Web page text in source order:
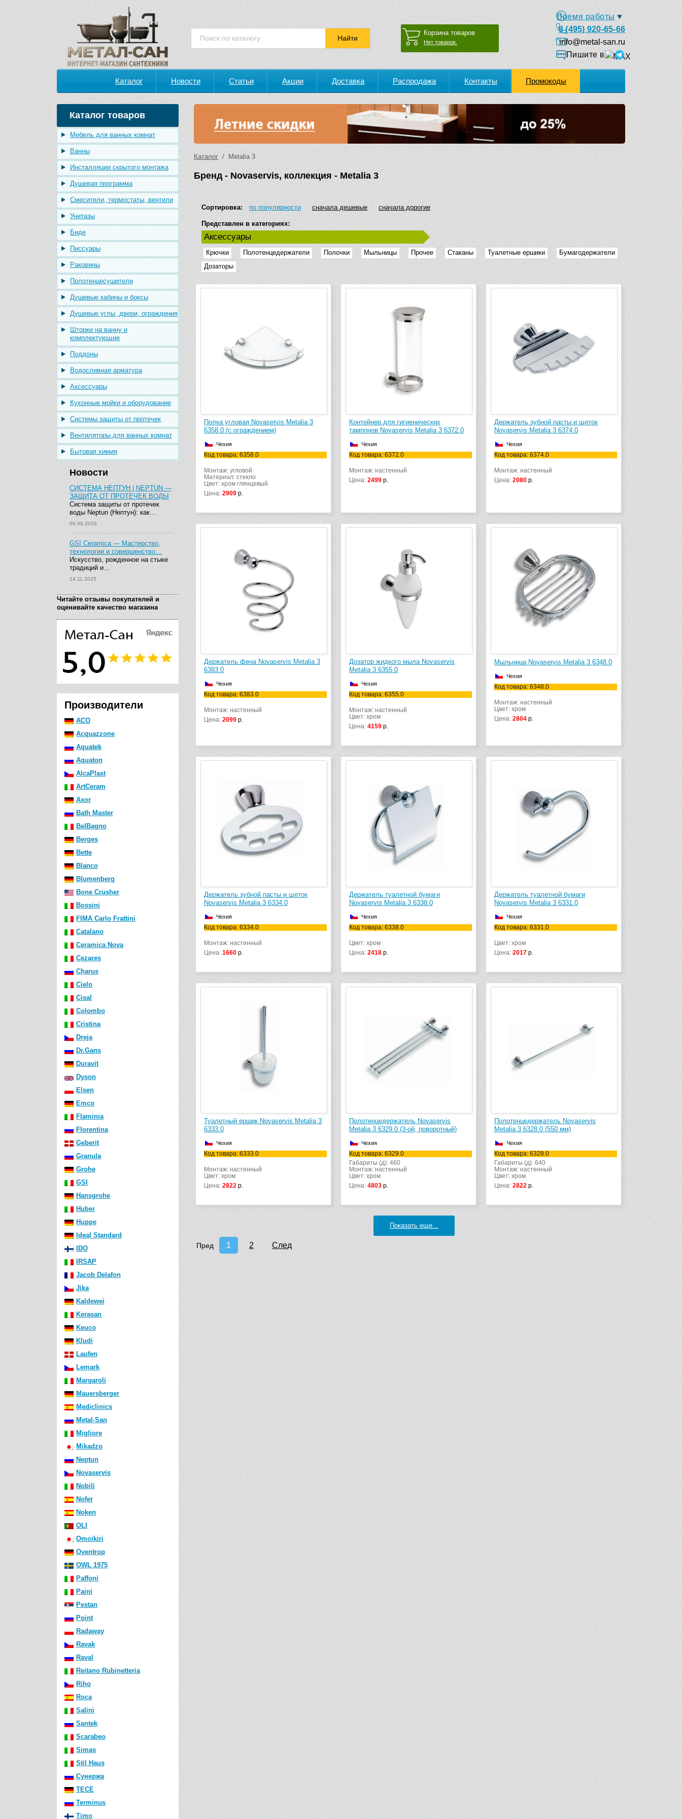
Корзина товаров
Нет товаров.
Время работы
8 (495) 920-65-66
info@metal-san.ru
Пишите в
Каталог Новости Статьи Акции Доставка Распродажа Контакты Промокоды
Каталог товаров
Мебель для ванных комнат
Ванны
Инсталляции скрытого монтажа
Душевая программа
Смесители, термостаты, вентили
Унитазы
Биде
Писсуары
Раковины
Полотенцесушители
Душевые кабины и боксы
Душевые углы, двери, ограждения
Шторки на ванну и
комплектующие
Поддоны
Водосливная арматура
Аксессуары
Кухонные мойки и оборудование
Системы защиты от протечек
Вентиляторы для ванных комнат
Бытовая химия
Новости
СИСТЕМА НЕПТУН | NEPTUN —
ЗАЩИТА ОТ ПРОТЕЧЕК ВОДЫ
Система защиты от протечек
воды Neptun (Нептун): как…
06.06.2026
GSI Ceramica — Мастерство,
технологии и совершенство…
Искусство, рожденное на стыке
традиций и…
14.11.2025
Читайте отзывы покупателей и
оценивайте качество магазина
Производители
ACO
Acquazzone
Aquatek
Aquaton
AlcaPlast
ArtCeram
Axor
Bath Master
BelBagno
Berges
Bette
Blanco
Blumenberg
Bone Crusher
Bossini
FIMA Carlo Frattini
Catalano
Ceramica Nova
Cezares
Charus
Cielo
Cisal
Colombo
Cristina
Dreja
Dr.Gans
Duravit
Dyson
Elsen
Emco
Flaminia
Florentina
Geberit
Granula
Grohe
GSI
Hansgrohe
Huber
Huppe
Ideal Standard
IDO
IRSAP
Jacob Delafon
Jika
Kaldewei
Kerasan
Keuco
Kludi
Laufen
Lemark
Margaroli
Mauersberger
Mediclinics
Metal-San
Migliore
Mikadzo
Neptun
Novaservis
Nobili
Nofer
Noken
OLI
Omoikiri
Oventrop
OWL 1975
Paffoni
Paini
Pestan
Point
Radaway
Ravak
Raval
Reitano Rubinetteria
Riho
Roca
Salini
Santek
Scarabeo
Simas
Stil Haus
Сунержа
TECE
Terminus
Timo
Каталог / Metalia 3
Бренд - Novaservis, коллекция - Metalia 3
Сортировка: по популярности сначала дешевые сначала дорогие
Представлен в категориях:
Аксессуары
Крючки Полотенцедержатели Полочки Мыльницы Прочее Стаканы Туалетные ершики
Бумагодержатели
Дозаторы
Полка угловая Novaservis Metalia 3
6358.0 (с ограждением)
Чехия
Код товара: 6358.0
Монтаж: угловой
Материал: стекло
Цвет: хром глянцевый
Цена: 2909 р.
Контейнер для гигиенических
тампонов Novaservis Metalia 3 6372.0
Чехия
Код товара: 6372.0
Монтаж: настенный
Цена: 2499 р.
Держатель зубной пасты и щеток
Novaservis Metalia 3 6374.0
Чехия
Код товара: 6374.0
Монтаж: настенный
Цена: 2080 р.
Держатель фена Novaservis Metalia 3
6383.0
Чехия
Код товара: 6383.0
Монтаж: настенный
Цена: 2099 р.
Дозатор жидкого мыла Novaservis
Metalia 3 6355.0
Чехия
Код товара: 6355.0
Монтаж: настенный
Цвет: хром
Цена: 4159 р.
Мыльница Novaservis Metalia 3 6348.0
Чехия
Код товара: 6348.0
Монтаж: настенный
Цвет: хром
Цена: 2804 р.
Держатель зубной пасты и щеток
Novaservis Metalia 3 6334.0
Чехия
Код товара: 6334.0
Монтаж: настенный
Цена: 1660 р.
Держатель туалетной бумаги
Novaservis Metalia 3 6338.0
Чехия
Код товара: 6338.0
Цвет: хром
Цена: 2418 р.
Держатель туалетной бумаги
Novaservis Metalia 3 6331.0
Чехия
Код товара: 6331.0
Цвет: хром
Цена: 2017 р.
Туалетный ершик Novaservis Metalia 3
6333.0
Чехия
Код товара: 6333.0
Монтаж: настенный
Цвет: хром
Цена: 2822 р.
Полотенцедержатель Novaservis
Metalia 3 6329.0 (3-ой, поворотный)
Чехия
Код товара: 6329.0
Габариты (д): 460
Монтаж: настенный
Цвет: хром
Цена: 4803 р.
Полотенцедержатель Novaservis
Metalia 3 6328.0 (550 мм)
Чехия
Код товара: 6328.0
Габариты (д): 640
Монтаж: настенный
Цвет: хром
Цена: 2822 р.
Показать еще...
Пред 1 2 След